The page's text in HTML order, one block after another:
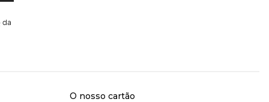
da
O nosso cartão